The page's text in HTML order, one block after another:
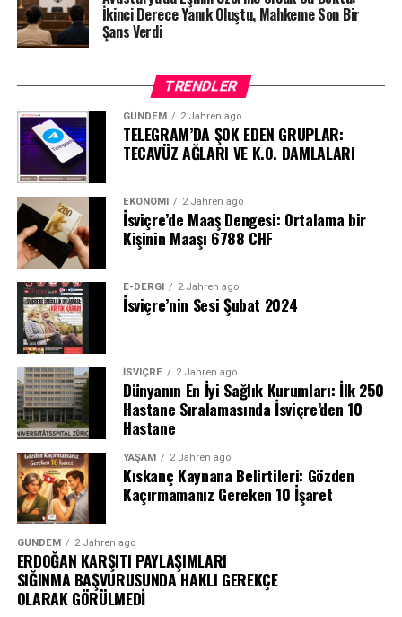
İkinci Derece Yanık Oluştu, Mahkeme Son Bir
Şans Verdi
TRENDLER
GÜNDEM 2 Jahren ago
TELEGRAM’DA ŞOK EDEN GRUPLAR:
TECAVÜZ AĞLARI VE K.O. DAMLALARI
EKONOMI 2 Jahren ago
İsviçre’de Maaş Dengesi: Ortalama bir
Kişinin Maaşı 6788 CHF
E-DERGI 2 Jahren ago
İsviçre’nin Sesi Şubat 2024
İSVIÇRE 2 Jahren ago
Dünyanın En İyi Sağlık Kurumları: İlk 250
Hastane Sıralamasında İsviçre’den 10
Hastane
YAŞAM 2 Jahren ago
Kıskanç Kaynana Belirtileri: Gözden
Kaçırmamanız Gereken 10 İşaret
GÜNDEM 2 Jahren ago
ERDOĞAN KARŞITI PAYLAŞIMLARI
SIĞINMA BAŞVURUSUNDA HAKLI GEREKÇE
OLARAK GÖRÜLMEDİ